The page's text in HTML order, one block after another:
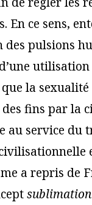
En ce sens,
des pulsions
la sexualité
fins par la
au service du
a repris de
sublimation